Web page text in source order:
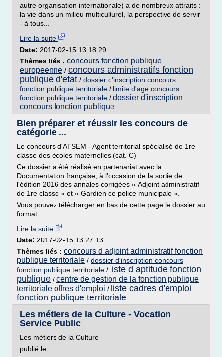
autre organisation internationale) a de nombreux attraits :
la vie dans un milieu multiculturel, la perspective de servir
- à tous...
Lire la suite
Date: 2017-02-15 13:18:29
Thèmes liés : concours fonction publique
europeenne / concours administratifs fonction
publique d'etat / dossier d'inscription concours
fonction publique territoriale / limite d'age concours
fonction publique territoriale / dossier d'inscription
concours fonction publique
Bien préparer et réussir les concours de
catégorie ...
Le concours d'ATSEM - Agent territorial spécialisé de 1re
classe des écoles maternelles (cat. C)
Ce dossier a été réalisé en partenariat avec la
Documentation française, à l'occasion de la sortie de
l'édition 2016 des annales corrigées « Adjoint administratif
de 1re classe » et « Gardien de police municipale ».
Vous pouvez télécharger en bas de cette page le dossier au
format...
Lire la suite
Date: 2017-02-15 13:27:13
Thèmes liés : concours d adjoint administratif fonction
publique territoriale / dossier d'inscription concours
fonction publique territoriale / liste d aptitude fonction
publique / centre de gestion de la fonction publique
territoriale offres d'emploi / liste cadres d'emploi
fonction publique territoriale
Les métiers de la Culture - Vocation
Service Public
Les métiers de la Culture
publié le